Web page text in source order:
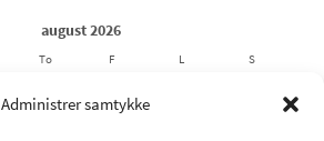
Administrer samtykke
august 2026
To F L S